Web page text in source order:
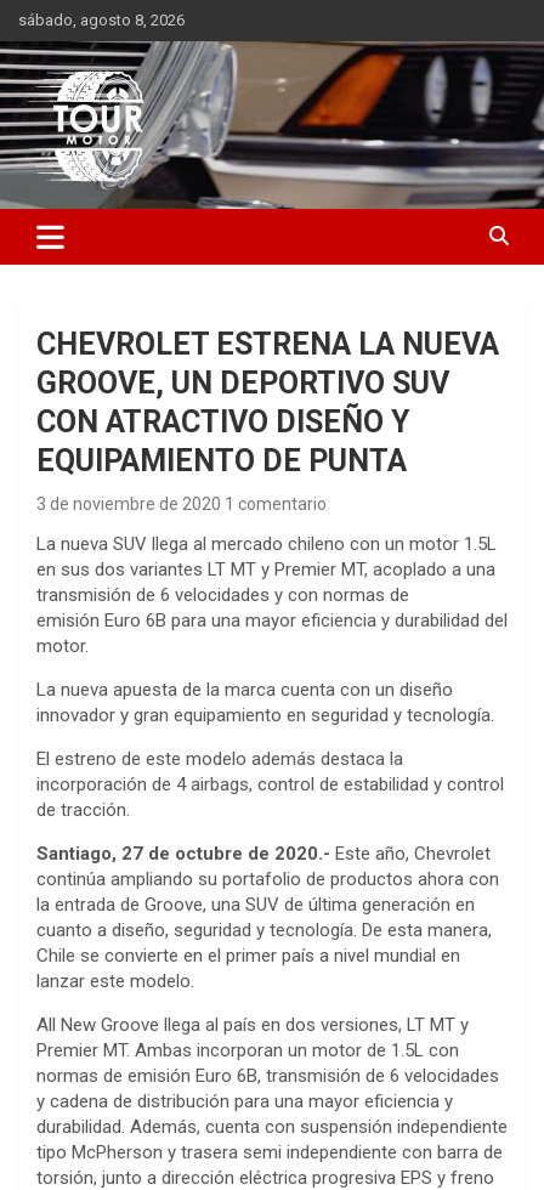
Saltar
al
contenido
sábado, agosto 8, 2026
Tour Motor
Plataforma de contenido audiovisual para el sector automotriz
CHEVROLET ESTRENA LA NUEVA
GROOVE, UN DEPORTIVO SUV
CON ATRACTIVO DISEÑO Y
EQUIPAMIENTO DE PUNTA
3 de noviembre de 2020 1 comentario
La nueva SUV llega al mercado chileno con un motor 1.5L
en sus dos variantes LT MT y Premier MT, acoplado a una
transmisión de 6 velocidades y con normas de
emisión Euro 6B para una mayor eficiencia y durabilidad del
motor.
La nueva apuesta de la marca cuenta con un diseño
innovador y gran equipamiento en seguridad y tecnología.
El estreno de este modelo además destaca la
incorporación de 4 airbags, control de estabilidad y control
de tracción.
Santiago, 27 de octubre de 2020.- Este año, Chevrolet
continúa ampliando su portafolio de productos ahora con
la entrada de Groove, una SUV de última generación en
cuanto a diseño, seguridad y tecnología. De esta manera,
Chile se convierte en el primer país a nivel mundial en
lanzar este modelo.
All New Groove llega al país en dos versiones, LT MT y
Premier MT. Ambas incorporan un motor de 1.5L con
normas de emisión Euro 6B, transmisión de 6 velocidades
y cadena de distribución para una mayor eficiencia y
durabilidad. Además, cuenta con suspensión independiente
tipo McPherson y trasera semi independiente con barra de
torsión, junto a dirección eléctrica progresiva EPS y freno